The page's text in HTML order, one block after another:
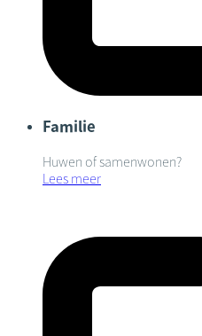
Familie
Huwen of samenwonen?
Lees meer